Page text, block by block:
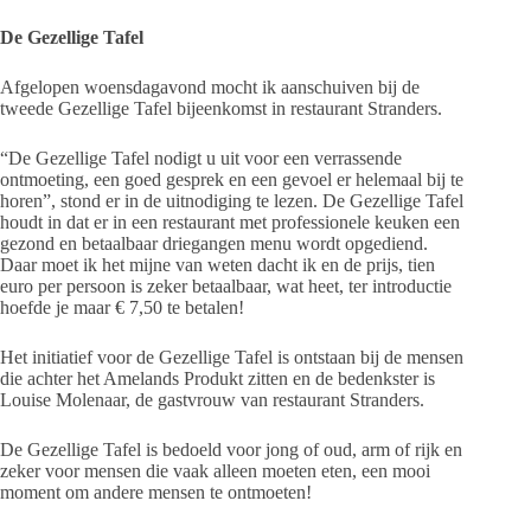
De Gezellige Tafel
Afgelopen woensdagavond mocht ik aanschuiven bij de
tweede Gezellige Tafel bijeenkomst in restaurant Stranders.
“De Gezellige Tafel nodigt u uit voor een verrassende
ontmoeting, een goed gesprek en een gevoel er helemaal bij te
horen”, stond er in de uitnodiging te lezen. De Gezellige Tafel
houdt in dat er in een restaurant met professionele keuken een
gezond en betaalbaar driegangen menu wordt opgediend.
Daar moet ik het mijne van weten dacht ik en de prijs, tien
euro per persoon is zeker betaalbaar, wat heet, ter introductie
hoefde je maar € 7,50 te betalen!
Het initiatief voor de Gezellige Tafel is ontstaan bij de mensen
die achter het Amelands Produkt zitten en de bedenkster is
Louise Molenaar, de gastvrouw van restaurant Stranders.
De Gezellige Tafel is bedoeld voor jong of oud, arm of rijk en
zeker voor mensen die vaak alleen moeten eten, een mooi
moment om andere mensen te ontmoeten!